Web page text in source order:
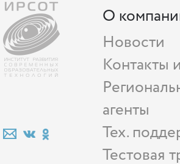
О
Новости
Контакты
агенты
Тех.
Тестовая